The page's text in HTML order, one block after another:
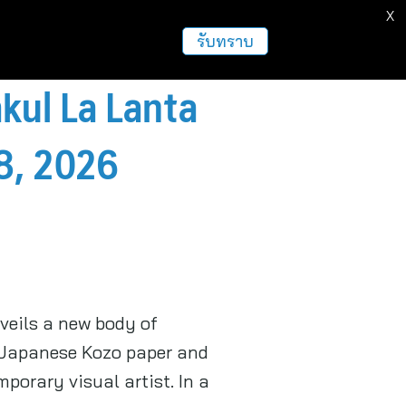
La Lanta
2026
a new body of
Kozo paper and
visual artist. In a
รับทราบ
X